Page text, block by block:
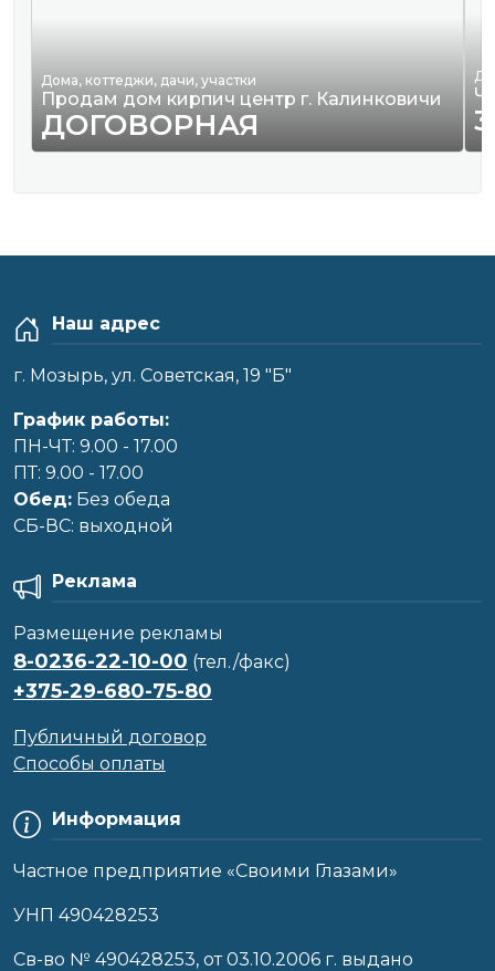
Дома, коттеджи, дачи, участки
Продам дом кирпич центр г. Калинковичи
ДОГОВОРНАЯ
Наш адрес
г. Мозырь, ул. Советская, 19 "Б"
График работы:
ПН-ЧТ: 9.00 - 17.00
ПТ: 9.00 - 17.00
Обед: Без обеда
CБ-ВС: выходной
Информация
Частное предприятие «Своими Глазами»
УНП 490428253
Cв-во № 490428253, от 03.10.2006 г. выдано
Реклама
Размещение рекламы
8-0236-22-10-00 (тел./факс)
+375-29-680-75-80
Публичный договор
Способы оплаты